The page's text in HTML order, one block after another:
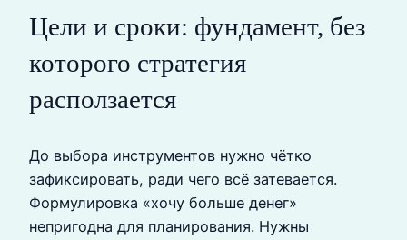
Цели и сроки: фундамент, без
которого стратегия
расползается
До выбора инструментов нужно чётко
зафиксировать, ради чего всё затевается.
Формулировка «хочу больше денег»
непригодна для планирования. Нужны